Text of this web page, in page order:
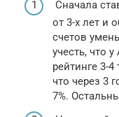
Cначала
от 3-х лет и
счетов
учесть, что
рейтинге 3-
что через 3
7%.